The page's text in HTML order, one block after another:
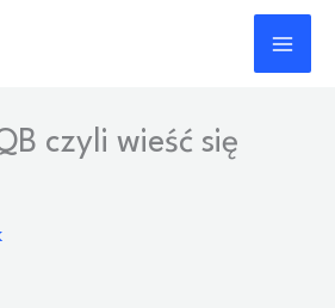
czyli wieść się